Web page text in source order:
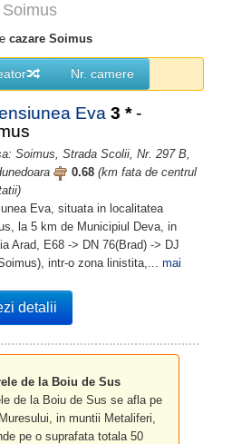
cazare Soimus
Nr. camere
Eva 3 * -
Soimus, Strada Scolii, Nr. 297 B,
0.68 (km fata de centrul
Eva, situata in localitatea
la 5 km de Municipiul Deva, in
Arad, E68 -> DN 76(Brad) -> DJ
intr-o zona linistita,... mai
detalii
de la Boiu de Sus
de la Boiu de Sus se afla pe
in muntii Metaliferi,
pe o suprafata totala 50